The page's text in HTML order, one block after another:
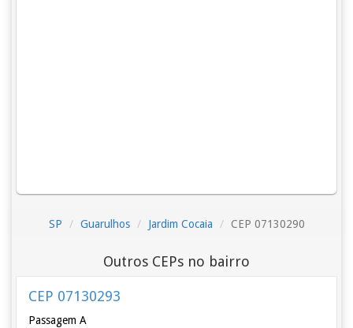
SP Guarulhos Jardim Cocaia CEP 07130290
Outros CEPs no bairro
CEP 07130293
Passagem A